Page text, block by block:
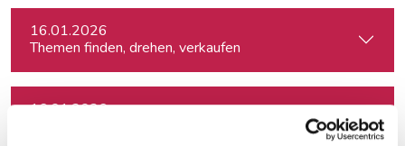
16.01.2026
Themen finden, drehen, verkaufen
16.01.2026